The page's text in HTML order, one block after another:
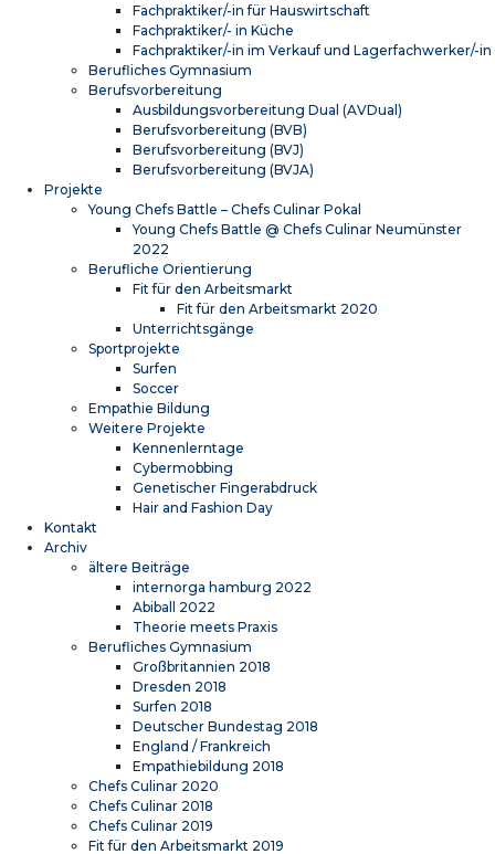
Fachpraktiker/-in für Hauswirtschaft
Fachpraktiker/- in Küche
Fachpraktiker/-in im Verkauf und Lagerfachwerker/-in
Berufliches Gymnasium
Berufsvorbereitung
Ausbildungsvorbereitung Dual (AVDual)
Berufsvorbereitung (BVB)
Berufsvorbereitung (BVJ)
Berufsvorbereitung (BVJA)
Projekte
Young Chefs Battle – Chefs Culinar Pokal
Young Chefs Battle @ Chefs Culinar Neumünster
2022
Berufliche Orientierung
Fit für den Arbeitsmarkt
Fit für den Arbeitsmarkt 2020
Unterrichtsgänge
Sportprojekte
Surfen
Soccer
Empathie Bildung
Weitere Projekte
Kennenlerntage
Cybermobbing
Genetischer Fingerabdruck
Hair and Fashion Day
Kontakt
Archiv
ältere Beiträge
internorga hamburg 2022
Abiball 2022
Theorie meets Praxis
Berufliches Gymnasium
Großbritannien 2018
Dresden 2018
Surfen 2018
Deutscher Bundestag 2018
England / Frankreich
Empathiebildung 2018
Chefs Culinar 2020
Chefs Culinar 2018
Chefs Culinar 2019
Fit für den Arbeitsmarkt 2019